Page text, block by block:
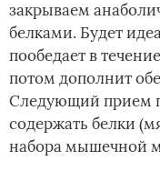
закрываем
белками. Будет
пообедает в
потом дополнит
Следующий прием
содержать белки
набора мышечной